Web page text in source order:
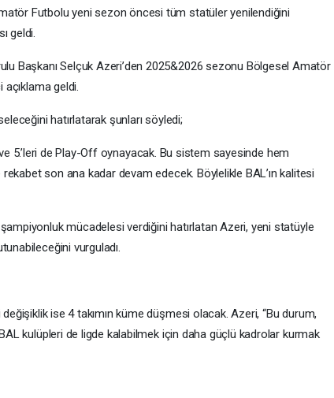
Futbolu yeni sezon öncesi tüm statüler yenilendiğini
geldi.
Başkanı Selçuk Azeri’den 2025&2026 sezonu Bölgesel Amatör
geldi.
hatırlatarak şunları söyledi;
5.’leri de Play-Off oynayacak. Bu sistem sayesinde hem
son ana kadar devam edecek. Böylelikle BAL’ın kalitesi
mücadelesi verdiğini hatırlatan Azeri, yeni statüyle
vurguladı.
ise 4 takımın küme düşmesi olacak. Azeri, “Bu durum,
kulüpleri de ligde kalabilmek için daha güçlü kadrolar kurmak